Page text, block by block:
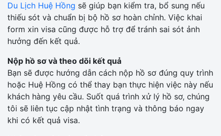
Du Lịch Huệ Hồng sẽ giúp bạn kiểm tra, bổ sung nếu
thiếu sót và chuẩn bị bộ hồ sơ hoàn chỉnh. Việc khai
form xin visa cũng được hỗ trợ để tránh sai sót ảnh
hưởng đến kết quả.
Nộp hồ sơ và theo dõi kết quả
Bạn sẽ được hướng dẫn cách nộp hồ sơ đúng quy trình
hoặc Huệ Hồng có thể thay bạn thực hiện việc này nếu
khách hàng yêu cầu. Suốt quá trình xử lý hồ sơ, chúng
tôi sẽ liên tục cập nhật tình trạng và thông báo ngay
khi có kết quả visa.